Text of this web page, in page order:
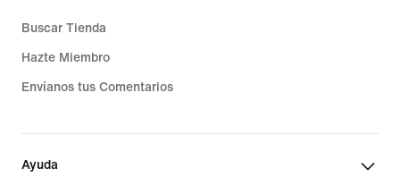
Buscar Tienda
Hazte Miembro
Envíanos tus Comentarios
Ayuda